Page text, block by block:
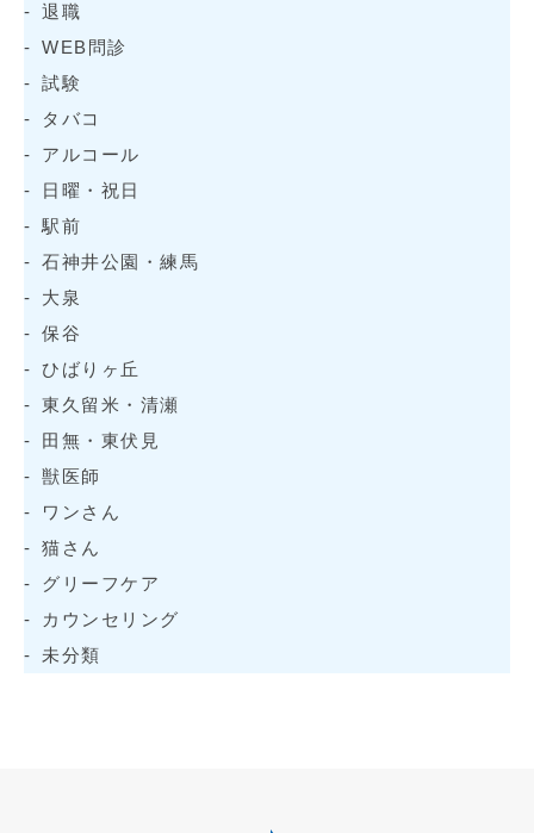
退職
WEB問診
試験
タバコ
アルコール
日曜・祝日
駅前
石神井公園・練馬
大泉
保谷
ひばりヶ丘
東久留米・清瀬
田無・東伏見
獣医師
ワンさん
猫さん
グリーフケア
カウンセリング
未分類